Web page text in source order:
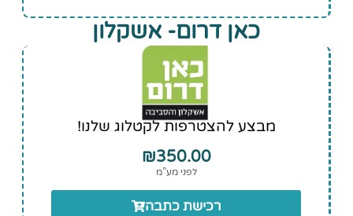
כאן דרום- אשקלון
מבצע להצטרפות לקטלוג שלנו!
₪350.00
לפני מע”מ
רכישת כתבה